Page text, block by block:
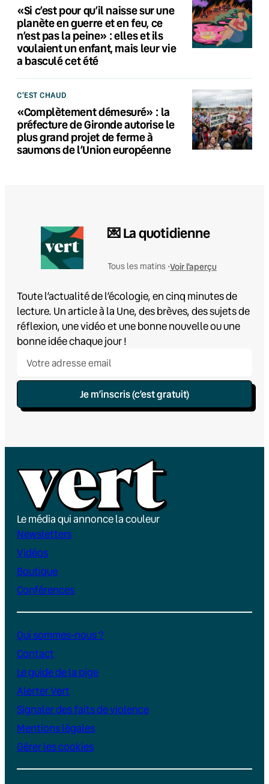
«Si c’est pour qu’il naisse sur une
planète en guerre et en feu, ce
n’est pas la peine» : elles et ils
voulaient un enfant, mais leur vie
a basculé cet été
C'EST CHAUD
«Complètement démesuré» : la
préfecture de Gironde autorise le
plus grand projet de ferme à
saumons de l’Union européenne
💌 La quotidienne
Tous les matins •Voir l'aperçu
Toute l’actualité de l’écologie, en cinq minutes de
lecture. Un article à la Une, des brèves, des sujets de
réflexion, une vidéo et une bonne nouvelle ou une
bonne idée chaque jour !
Je m’inscris (c’est gratuit)
Le média qui annonce la couleur
Newsletters
Vidéos
Boutique
Conférences
Qui sommes-nous ?
Contact
Le guide de la pige
Alerter Vert
Signaler des faits de violence
Mentions légales
Gérer les cookies